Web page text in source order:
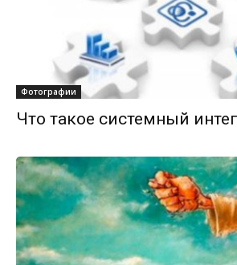
Фотографии
Что такое системный